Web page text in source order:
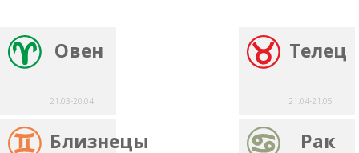
Овен
21.03-20.04
Телец
21.04-21.05
Близнецы Рак